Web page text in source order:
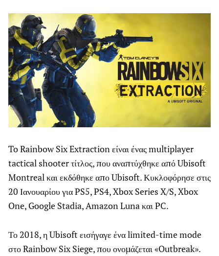
To Rainbow Six Extraction είναι ένας multiplayer
tactical shooter τίτλος, που αναπτύχθηκε από Ubisoft
Montreal και εκδόθηκε απο Ubisoft. Κυκλοφόρησε στις
20 Ιανουαρίου για PS5, PS4, Xbox Series X/S, Xbox
One, Google Stadia, Amazon Luna και PC.
Το 2018, η Ubisoft εισήγαγε ένα limited-time mode
στο Rainbow Six Siege, που ονομάζεται «Outbreak».